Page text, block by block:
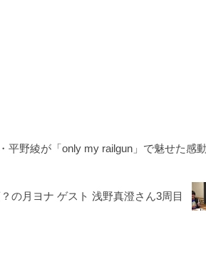
平野綾が「only my railgun」で魅せた感
の月ヨナ ゲスト 浅野真澄さん3周目